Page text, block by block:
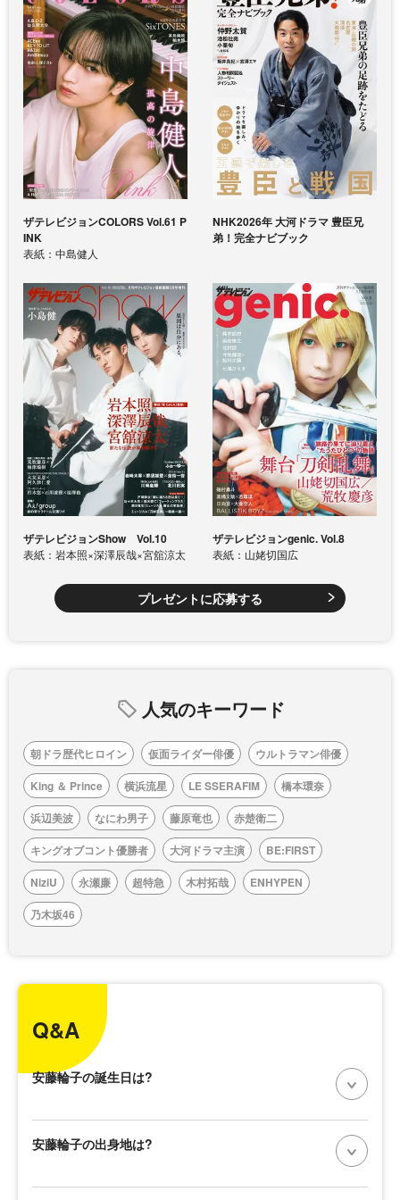
ザテレビジョンCOLORS Vol.61 P
INK
表紙：中島健人
NHK2026年 大河ドラマ 豊臣兄
弟！完全ナビブック
ザテレビジョンShow Vol.10
表紙：岩本照×深澤辰哉×宮舘涼太
ザテレビジョンgenic. Vol.8
表紙：山姥切国広
プレゼントに応募する
人気のキーワード
朝ドラ歴代ヒロイン 仮面ライダー俳優
ウルトラマン俳優
King ＆ Prince
横浜流星 LE SSERAFIM
橋本環奈
浜辺美波
なにわ男子 藤原竜也
赤楚衛二
キングオブコント優勝者
大河ドラマ主演
BE:FIRST
NiziU
永瀬廉 超特急 木村拓哉
ENHYPEN
乃木坂46
Q&A
安藤輪子の誕生日は?
安藤輪子の出身地は?